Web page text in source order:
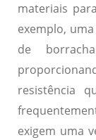
materiais
exemplo,
de
resistência
exigem uma